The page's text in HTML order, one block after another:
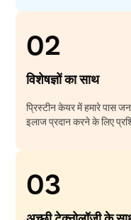
02
विशेषज्ञों का साथ
प्रिस्टीन केयर में हमारे पास
इलाज प्रदान करने के लिए
03